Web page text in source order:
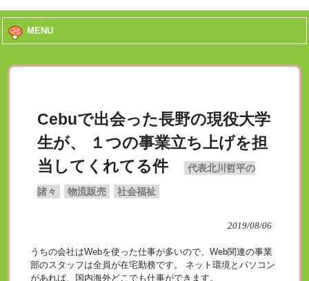
MENU
Cebuで出会った長野の現役大学
生が、 １つの事業立ち上げを担
当してくれてる件
代表北川哲平の
諸々 物流販売 社会福祉
2019/08/06
うちの会社はWebを使った仕事が多いので、Web関連の事業
部のスタッフは全員が在宅勤務です。 ネット環境とパソコン
があれば、国内海外どこでも仕事ができます。